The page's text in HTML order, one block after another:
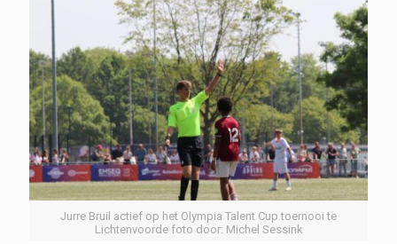
Jurre Bruil actief op het Olympia Talent Cup toernooi te
Lichtenvoorde foto door: Michel Sessink